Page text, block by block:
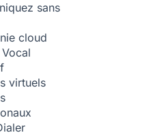
sans
cloud
virtuels